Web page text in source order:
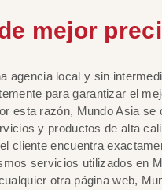
mejor
agencia local y sin
para garantizar el
esta razón, Mundo Asia se
y productos de alta
cliente encuentra
servicios utilizados en
otra página web,